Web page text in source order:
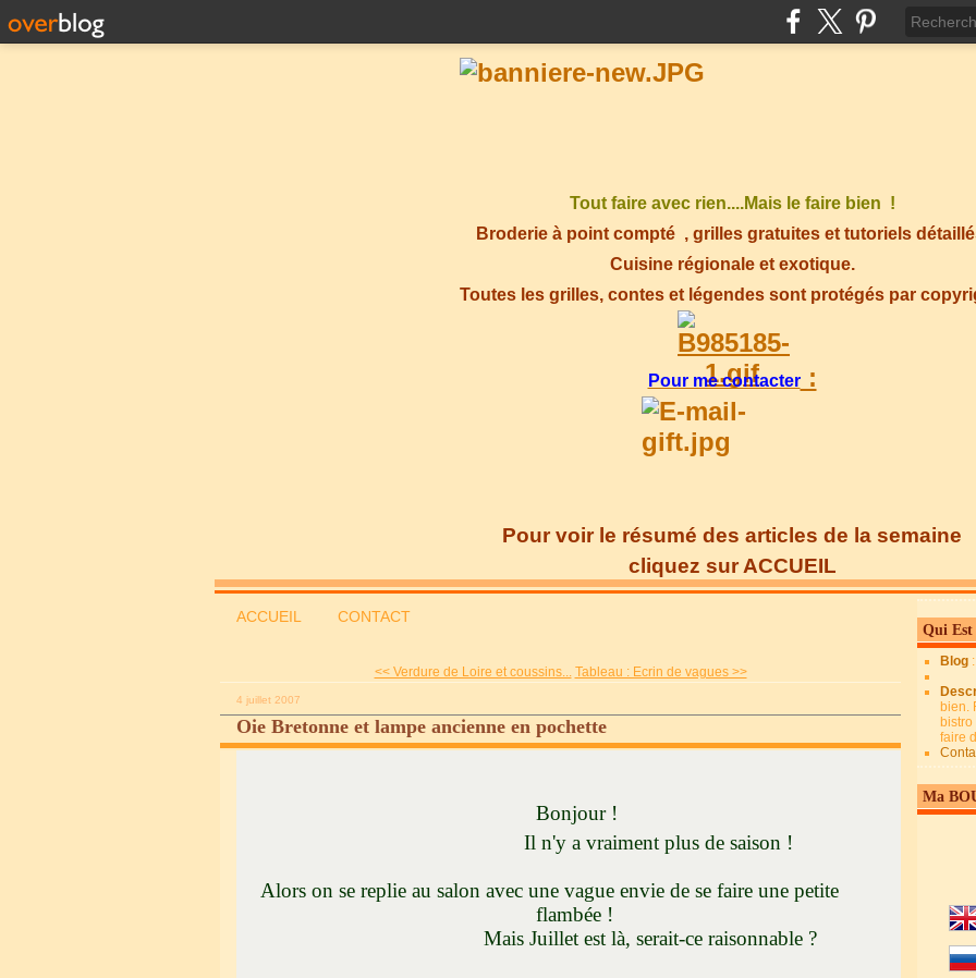
Tout faire avec rien....Mais le faire bien !
Broderie à point compté , grilles gratuites et tutoriels
Cuisine régionale et exotique.
Toutes les grilles, contes et légendes sont protégés par
Pour me contacter:
Pour voir le résumé des articles de la semaine
cliquez sur ACCUEIL
ACCUEIL CONTACT
<< Verdure de Loire et coussins... Tableau : Ecrin de vagues >>
4 juillet 2007
Oie Bretonne et lampe ancienne en pochette
Bonjour !
Il n'y a vraiment plus de saison !
Alors on se replie au salon avec une vague envie de se faire une petite
flambée !
Mais Juillet est là, serait-ce raisonnable ?
Qui Est
Blog
bien.
faire
Ma